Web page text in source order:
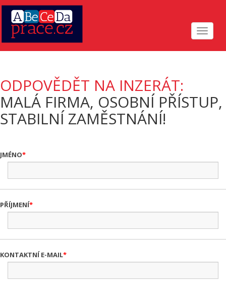
Toggle
ODPOVĚDĚT NA INZERÁT:
MALÁ FIRMA, OSOBNÍ PŘÍSTUP,
STABILNÍ ZAMĚSTNÁNÍ!
JMÉNO
PŘÍJMENÍ
KONTAKTNÍ E-MAIL